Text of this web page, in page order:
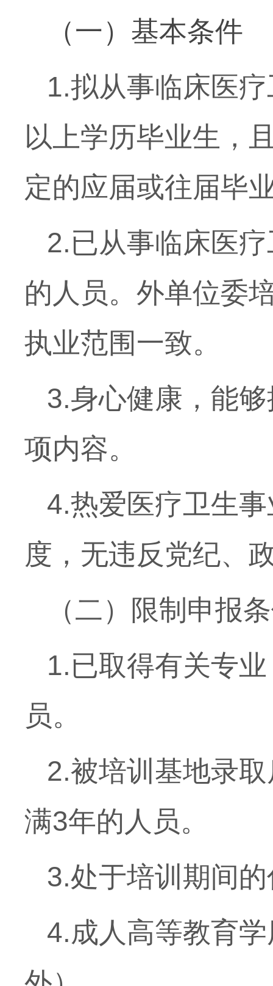
（一）基本条件
1.拟从事临床医
以上学历毕业生，
定的应届或往届毕
2.已从事临床医
的人员。外单位委
执业范围一致。
3.身心健康，能
项内容。
4.热爱医疗卫生
度，无违反党纪、
（二）限制申报
1.已取得有关专
员。
2.被培训基地录
满3年的人员。
3.处于培训期间
4.成人高等教育